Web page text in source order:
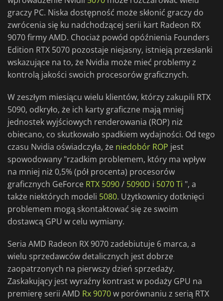
graczy PC. Niska dostępność może skłonić graczy do
zwrócenia się ku nadchodzącej serii kart Radeon RX
9070 firmy AMD. Chociaż powód opóźnienia Founders
Edition RTX 5070 pozostaje niejasny, istnieją przesłanki
wskazujące na to, że Nvidia może mieć problemy z
kontrolą jakości swoich procesorów graficznych.
W zeszłym miesiącu wielu klientów, którzy zakupili RTX
5090, odkryło, że ich karty graficzne mają mniej
jednostek wyjściowych renderowania (ROP) niż
obiecano, co skutkowało spadkiem wydajności. Od tego
czasu Nvidia oświadczyła, że niedobór ROP jest
spowodowany "rzadkim problemem, który ma wpływ
na mniej niż 0,5% (pół procenta) procesorów
graficznych GeForce RTX 5090/ 5090D i 5070 Ti ", a
także niektórych modeli 5080. Użytkownicy dotknięci
problemem mogą skontaktować się ze swoim
dostawcą GPU w celu wymiany.
Seria AMD Radeon RX 9070 zadebiutuje 6 marca, a
wielu sprzedawców detalicznych jest dobrze
zaopatrzonych na pierwszy dzień sprzedaży.
Zaskakujący jest wyraźny kontrast w podaży GPU na
premierę serii AMD Rx 9070w porównaniu z serią RTX